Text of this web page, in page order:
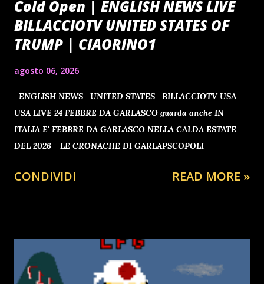
Cold Open | ENGLISH NEWS LIVE
BILLACCIOTV UNITED STATES OF
TRUMP | CIAORINO1
agosto 06, 2026
ENGLISH NEWS UNITED STATES BILLACCIOTV USA
USA LIVE 24 FEBBRE DA GARLASCO guarda anche IN
ITALIA E' FEBBRE DA GARLASCO NELLA CALDA ESTATE
DEL 2026 - LE CRONACHE DI GARLAPSCOPOLI
CONDIVIDI READ MORE »